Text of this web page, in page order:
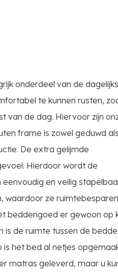
onderdeel van de
te kunnen rusten,
van de dag. Hiervoor zijn
frame is zowel geduwd als
De extra gelijmde
Hierdoor wordt de
en veilig
waardoor ze
beddengoed er gewoon op
is de ruimte tussen de
het bed al netjes
matras geleverd, maar u